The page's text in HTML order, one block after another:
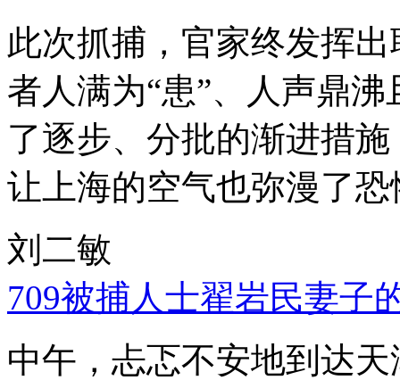
此次抓捕，官家终发挥
者人满为“患”、人声鼎
了逐步、分批的渐进措
让上海的空气也弥漫了
刘二敏
709被捕人士翟岩民妻子
中午，忐忑不安地到达